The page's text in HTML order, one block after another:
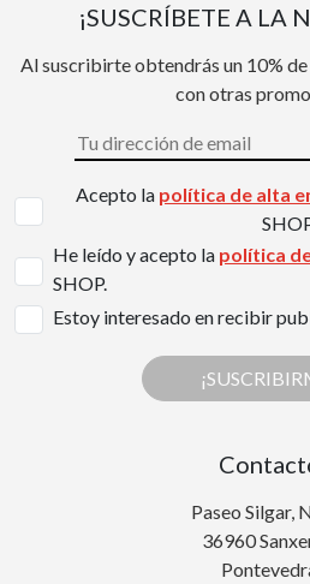
¡SUSCRÍBETE A LA
Al suscribirte obtendrás un 10%
con otras
Acepto la política de alta
He leído y acepto la política
SHOP.
Estoy interesado en recibir
Paseo Silgar,
36960